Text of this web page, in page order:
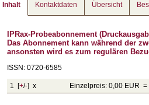
Inhalt Kontaktdaten Übersicht
IPRax-Probeabonnement
Das Abonnement kann während der
ansonsten wird es zum regulären
ISSN: 0720-6585
1 [+/-] x Einzelpreis: 0,00 EUR =